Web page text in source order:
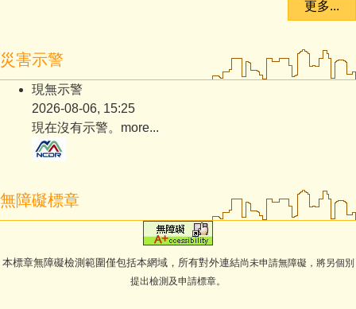
更多...
災害示警
現無示警
2026-08-06, 15:25
現在沒有示警。 more...
無障礙標章
本標章無障礙檢測範圍僅包括本網域，所有對外連結尚未申請無障礙，將另個別
提出檢測及申請標章。